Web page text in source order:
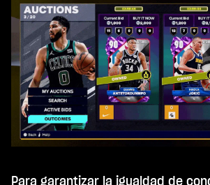
la
tran
sfer
enci
a de
dato
s a
los
serv
idor
es
Goo
Para garantizar la igualdad de